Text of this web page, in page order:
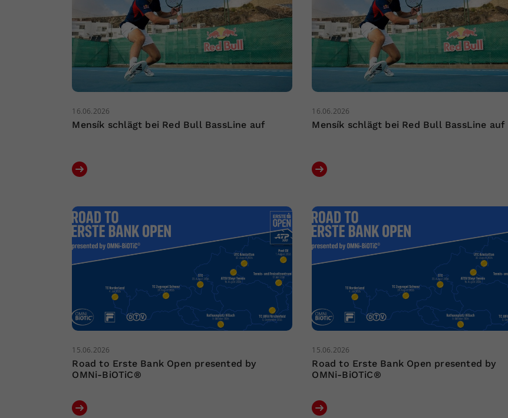
16.06.2026
Mensík schlägt bei Red Bull BassLine auf
16.06.2026
Mensík schlägt bei Red Bull BassLine auf
15.06.2026
Road to Erste Bank Open presented by
OMNi-BiOTiC®
15.06.2026
Road to Erste Bank Open presented by
OMNi-BiOTiC®